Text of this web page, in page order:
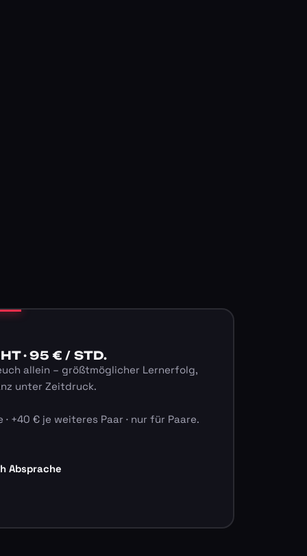
· 95 € / STD.
allein – größtmöglicher Lernerfolg,
unter Zeitdruck.
+40 € je weiteres Paar · nur für Paare.
Absprache